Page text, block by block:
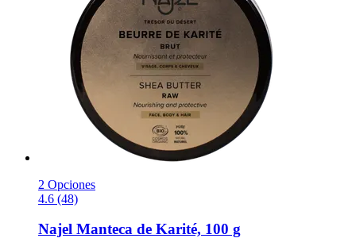
2 Opciones
4.6 (48)
Najel Manteca de Karité, 100 g